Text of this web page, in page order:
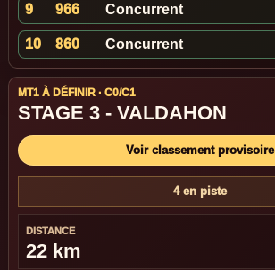
9 966 Concurrent
10 860 Concurrent
MT1 À DÉFINIR · C0/C1
STAGE 3 - VALDAHON
Voir classement provisoire
4 en piste
DISTANCE
22 km